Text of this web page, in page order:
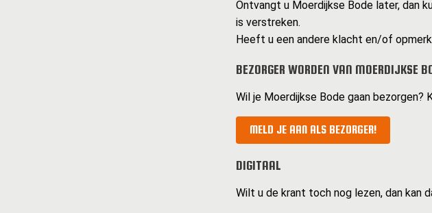
Ontvangt u Moerdijkse Bode later, dan
is verstreken.
Heeft u een andere klacht en/of
BEZORGER WORDEN VAN MOERDIJKSE
Wil je Moerdijkse Bode gaan bezorgen?
MELD JE AAN ALS BEZORGER!
DIGITAAL
Wilt u de krant toch nog lezen, dan kan